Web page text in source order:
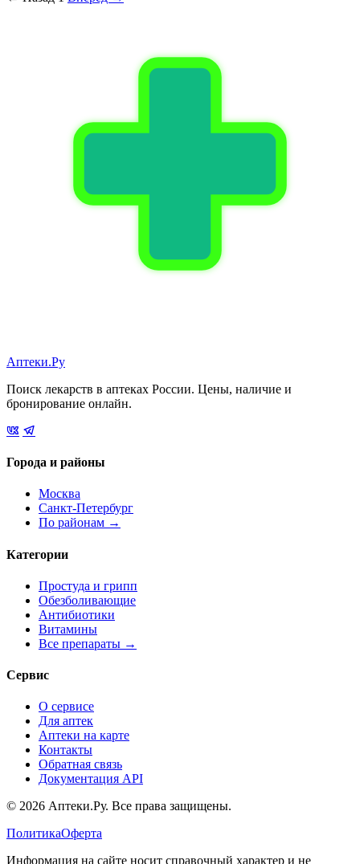
Аптеки.Ру
Поиск лекарств в аптеках России. Цены, наличие и
бронирование онлайн.
Города и районы
Москва
Санкт-Петербург
По районам →
Категории
Простуда и грипп
Обезболивающие
Антибиотики
Витамины
Все препараты →
Сервис
О сервисе
Для аптек
Аптеки на карте
Контакты
Обратная связь
Документация API
© 2026 Аптеки.Ру. Все права защищены.
ПолитикаОферта
Информация на сайте носит справочный характер и не